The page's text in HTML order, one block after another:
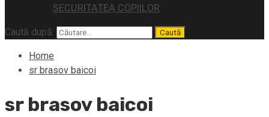
SECURITATEA COPIILOR
Caută după:
Home
sr brasov baicoi
sr brasov baicoi